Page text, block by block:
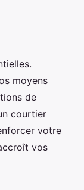
moyens
de
courtier
votre
vos